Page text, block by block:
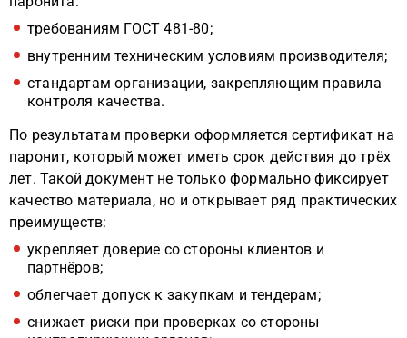
требованиям ГОСТ 481-80;
внутренним техническим условиям производителя;
стандартам организации, закрепляющим правила
контроля качества.
По результатам проверки оформляется сертификат на
паронит, который может иметь срок действия до трёх
лет. Такой документ не только формально фиксирует
качество материала, но и открывает ряд практических
преимуществ:
укрепляет доверие со стороны клиентов и
партнёров;
облегчает допуск к закупкам и тендерам;
снижает риски при проверках со стороны